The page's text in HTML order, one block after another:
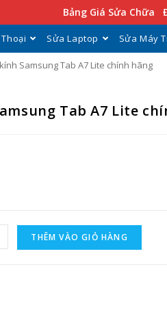
Bảng Giá Sửa Chữa
Sửa Laptop Sửa Máy
Samsung Tab A7 Lite chính hãng
Tab A7 Lite
THÊM VÀO GIỎ HÀNG